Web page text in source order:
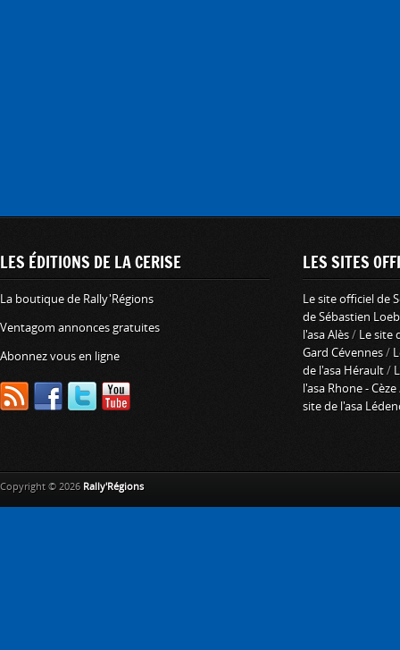
LES ÉDITIONS DE LA CERISE
La boutique de Rally'Régions
Ventagom annonces gratuites
Abonnez vous en ligne
LES SITES
Le site officiel de
de Sébastien Loeb
l'asa Alès/ Le site
Gard Cévennes/
de l'asa Hérault/
l'asa Rhone - Cèze
site de l'asa
Copyright © 2026 Rally'Régions